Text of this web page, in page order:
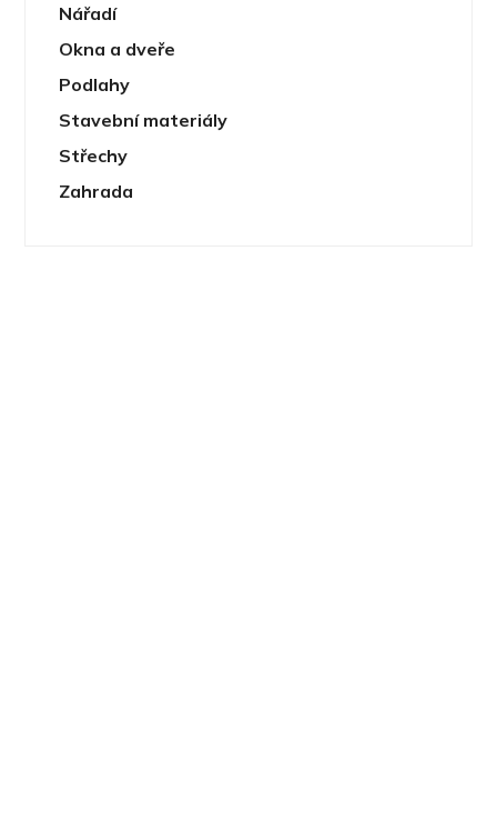
Nářadí
Okna a dveře
Podlahy
Stavební materiály
Střechy
Zahrada